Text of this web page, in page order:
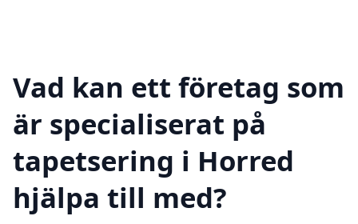
Vad kan ett företag som
är specialiserat på
tapetsering i Horred
hjälpa till med?